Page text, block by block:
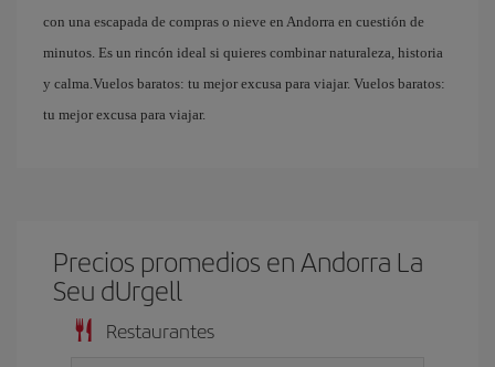
con una escapada de compras o nieve en Andorra en cuestión de
minutos. Es un rincón ideal si quieres combinar naturaleza, historia
y calma.Vuelos baratos: tu mejor excusa para viajar. Vuelos baratos:
tu mejor excusa para viajar.
Precios promedios en Andorra La
Seu dUrgell
Restaurantes